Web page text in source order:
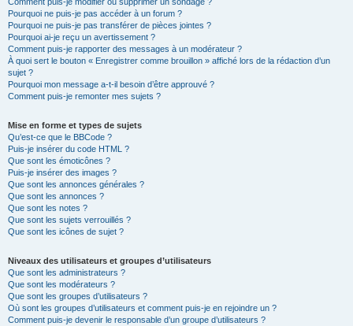
Pourquoi ne puis-je pas accéder à un forum ?
Pourquoi ne puis-je pas transférer de pièces jointes ?
Pourquoi ai-je reçu un avertissement ?
Comment puis-je rapporter des messages à un modérateur ?
À quoi sert le bouton « Enregistrer comme brouillon » affiché lors de la rédaction d’un
sujet ?
Pourquoi mon message a-t-il besoin d’être approuvé ?
Comment puis-je remonter mes sujets ?
Mise en forme et types de sujets
Qu’est-ce que le BBCode ?
Puis-je insérer du code HTML ?
Que sont les émoticônes ?
Puis-je insérer des images ?
Que sont les annonces générales ?
Que sont les annonces ?
Que sont les notes ?
Que sont les sujets verrouillés ?
Que sont les icônes de sujet ?
Niveaux des utilisateurs et groupes d’utilisateurs
Que sont les administrateurs ?
Que sont les modérateurs ?
Que sont les groupes d’utilisateurs ?
Où sont les groupes d’utilisateurs et comment puis-je en rejoindre un ?
Comment puis-je devenir le responsable d’un groupe d’utilisateurs ?